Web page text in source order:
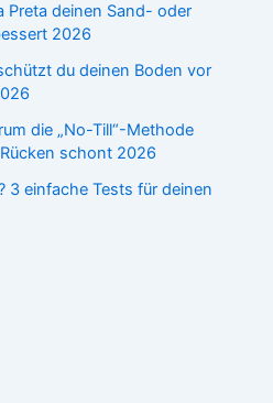
Preta deinen Sand- oder
2026
du deinen Boden vor
die „No-Till“-Methode
schont 2026
3 einfache Tests für deinen